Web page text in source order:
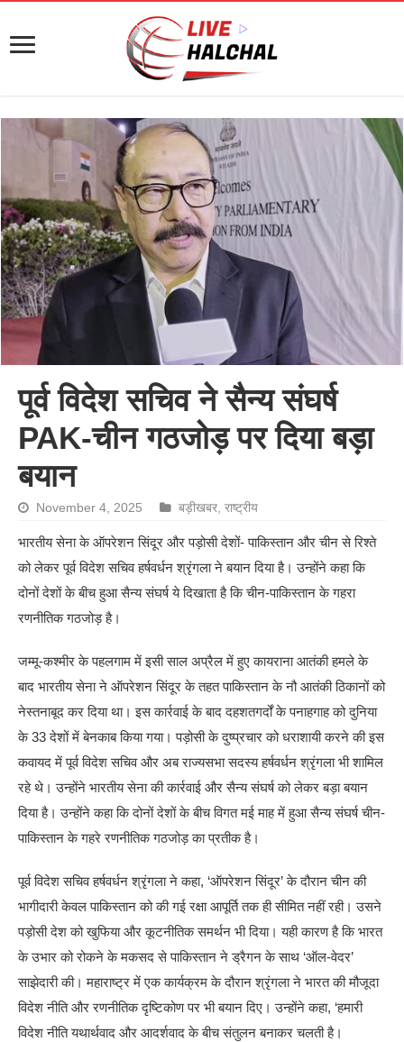
पूर्व विदेश सचिव ने सैन्य संघर्ष
PAK-चीन गठजोड़ पर दिया बड़ा
बयान
November 4, 2025 बड़ीखबर ,राष्ट्रीय
भारतीय सेना के ऑपरेशन सिंदूर और पड़ोसी देशों- पाकिस्तान और चीन से रिश्ते
को लेकर पूर्व विदेश सचिव हर्षवर्धन श्रृंगला ने बयान दिया है। उन्होंने कहा कि
दोनों देशों के बीच हुआ सैन्य संघर्ष ये दिखाता है कि चीन-पाकिस्तान के गहरा
रणनीतिक गठजोड़ है।
जम्मू-कश्मीर के पहलगाम में इसी साल अप्रैल में हुए कायराना आतंकी हमले के
बाद भारतीय सेना ने ऑपरेशन सिंदूर के तहत पाकिस्तान के नौ आतंकी ठिकानों को
नेस्तनाबूद कर दिया था। इस कार्रवाई के बाद दहशतगर्दों के पनाहगाह को दुनिया
के 33 देशों में बेनकाब किया गया। पड़ोसी के दुष्प्रचार को धराशायी करने की इस
कवायद में पूर्व विदेश सचिव और अब राज्यसभा सदस्य हर्षवर्धन श्रृंगला भी शामिल
रहे थे। उन्होंने भारतीय सेना की कार्रवाई और सैन्य संघर्ष को लेकर बड़ा बयान
दिया है। उन्होंने कहा कि दोनों देशों के बीच विगत मई माह में हुआ सैन्य संघर्ष चीन-
पाकिस्तान के गहरे रणनीतिक गठजोड़ का प्रतीक है।
पूर्व विदेश सचिव हर्षवर्धन श्रृंगला ने कहा, ‘ऑपरेशन सिंदूर’ के दौरान चीन की
भागीदारी केवल पाकिस्तान को की गई रक्षा आपूर्ति तक ही सीमित नहीं रही। उसने
पड़ोसी देश को खुफिया और कूटनीतिक समर्थन भी दिया। यही कारण है कि भारत
के उभार को रोकने के मकसद से पाकिस्तान ने ड्रैगन के साथ ‘ऑल-वेदर’
साझेदारी की। महाराष्ट्र में एक कार्यक्रम के दौरान श्रृंगला ने भारत की मौजूदा
विदेश नीति और रणनीतिक दृष्टिकोण पर भी बयान दिए। उन्होंने कहा, ‘हमारी
विदेश नीति यथार्थवाद और आदर्शवाद के बीच संतुलन बनाकर चलती है।